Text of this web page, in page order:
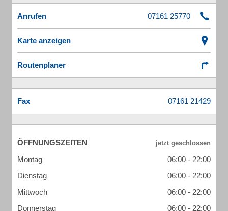
Anrufen
Karte anzeigen
Routenplaner
Fax
ÖFFNUNGSZEITEN
Montag
06:00 - 22:00
Dienstag
06:00 - 22:00
Mittwoch
06:00 - 22:00
Donnerstag
06:00 - 22:00